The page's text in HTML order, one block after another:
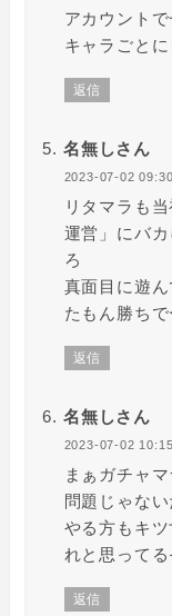
アカウント
キャラごと
返信
名無しさん
2023-07-02 09:30
リタマラも
運営」にバ
ろ
真面目に遊
たもん勝ちで
返信
名無しさん
2023-07-02 10:15
まぁガチャ
問題じゃな
やる方もキ
れと思って
返信